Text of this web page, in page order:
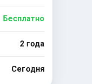
Бесплатно
2 года
Сегодня